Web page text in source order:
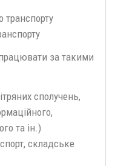
транспорту
за такими
сполучень,
та ін.)
складське